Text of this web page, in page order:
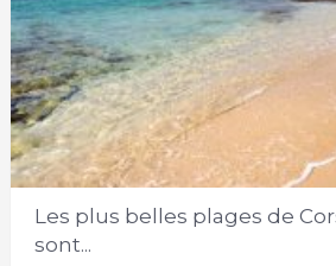
Les plus belles plages de
sont...